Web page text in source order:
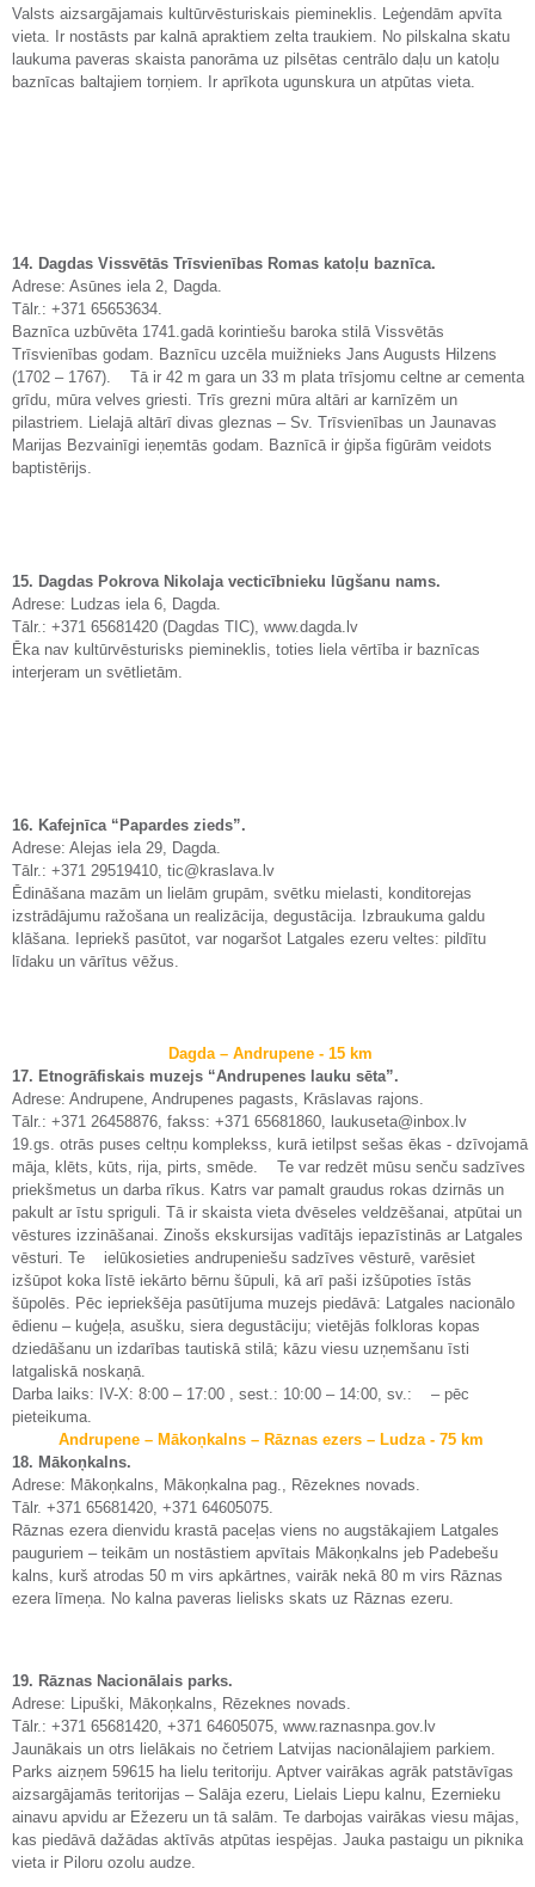
Valsts aizsargājamais kultūrvēsturiskais piemineklis. Leģendām apvīta
vieta. Ir nostāsts par kalnā apraktiem zelta traukiem. No pilskalna skatu
laukuma paveras skaista panorāma uz pilsētas centrālo daļu un katoļu
baznīcas baltajiem torņiem. Ir aprīkota ugunskura un atpūtas vieta.
14. Dagdas Vissvētās Trīsvienības Romas katoļu baznīca.
Adrese: Asūnes iela 2, Dagda.
Tālr.: +371 65653634.
Baznīca uzbūvēta 1741.gadā korintiešu baroka stilā Vissvētās
Trīsvienības godam. Baznīcu uzcēla muižnieks Jans Augusts Hilzens
(1702 – 1767). Tā ir 42 m gara un 33 m plata trīsjomu celtne ar cementa
grīdu, mūra velves griesti. Trīs grezni mūra altāri ar karnīzēm un
pilastriem. Lielajā altārī divas gleznas – Sv. Trīsvienības un Jaunavas
Marijas Bezvainīgi ieņemtās godam. Baznīcā ir ģipša figūrām veidots
baptistērijs.
15. Dagdas Pokrova Nikolaja vecticībnieku lūgšanu nams.
Adrese: Ludzas iela 6, Dagda.
Tālr.: +371 65681420 (Dagdas TIC), www.dagda.lv
Ēka nav kultūrvēsturisks piemineklis, toties liela vērtība ir baznīcas
interjeram un svētlietām.
16. Kafejnīca “Papardes zieds”.
Adrese: Alejas iela 29, Dagda.
Tālr.: +371 29519410, tic@kraslava.lv
Ēdināšana mazām un lielām grupām, svētku mielasti, konditorejas
izstrādājumu ražošana un realizācija, degustācija. Izbraukuma galdu
klāšana. Iepriekš pasūtot, var nogaršot Latgales ezeru veltes: pildītu
līdaku un vārītus vēžus.
Dagda – Andrupene - 15 km
17. Etnogrāfiskais muzejs “Andrupenes lauku sēta”.
Adrese: Andrupene, Andrupenes pagasts, Krāslavas rajons.
Tālr.: +371 26458876, fakss: +371 65681860, laukuseta@inbox.lv
19.gs. otrās puses celtņu komplekss, kurā ietilpst sešas ēkas - dzīvojamā
māja, klēts, kūts, rija, pirts, smēde. Te var redzēt mūsu senču sadzīves
priekšmetus un darba rīkus. Katrs var pamalt graudus rokas dzirnās un
pakult ar īstu spriguli. Tā ir skaista vieta dvēseles veldzēšanai, atpūtai un
vēstures izzināšanai. Zinošs ekskursijas vadītājs iepazīstinās ar Latgales
vēsturi. Te ielūkosieties andrupeniešu sadzīves vēsturē, varēsiet
izšūpot koka līstē iekārto bērnu šūpuli, kā arī paši izšūpoties īstās
šūpolēs. Pēc iepriekšēja pasūtījuma muzejs piedāvā: Latgales nacionālo
ēdienu – kuģeļa, asušku, siera degustāciju; vietējās folkloras kopas
dziedāšanu un izdarības tautiskā stilā; kāzu viesu uzņemšanu īsti
latgaliskā noskaņā.
Darba laiks: IV-X: 8:00 – 17:00 , sest.: 10:00 – 14:00, sv.: – pēc
pieteikuma.
Andrupene – Mākoņkalns – Rāznas ezers – Ludza - 75 km
18. Mākoņkalns.
Adrese: Mākoņkalns, Mākoņkalna pag., Rēzeknes novads.
Tālr. +371 65681420, +371 64605075.
Rāznas ezera dienvidu krastā paceļas viens no augstākajiem Latgales
pauguriem – teikām un nostāstiem apvītais Mākoņkalns jeb Padebešu
kalns, kurš atrodas 50 m virs apkārtnes, vairāk nekā 80 m virs Rāznas
ezera līmeņa. No kalna paveras lielisks skats uz Rāznas ezeru.
19. Rāznas Nacionālais parks.
Adrese: Lipuški, Mākoņkalns, Rēzeknes novads.
Tālr.: +371 65681420, +371 64605075, www.raznasnpa.gov.lv
Jaunākais un otrs lielākais no četriem Latvijas nacionālajiem parkiem.
Parks aizņem 59615 ha lielu teritoriju. Aptver vairākas agrāk patstāvīgas
aizsargājamās teritorijas – Salāja ezeru, Lielais Liepu kalnu, Ezernieku
ainavu apvidu ar Ežezeru un tā salām. Te darbojas vairākas viesu mājas,
kas piedāvā dažādas aktīvās atpūtas iespējas. Jauka pastaigu un piknika
vieta ir Piloru ozolu audze.